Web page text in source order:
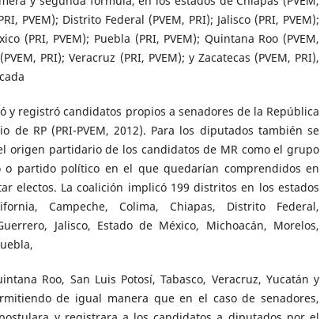
PVEM); Distrito Federal (PVEM, PRI); Jalisco (PRI, PVEM);
(PRI, PVEM); Puebla (PRI, PVEM); Quintana Roo (PVEM,
PRI); Veracruz (PRI, PVEM); y Zacatecas (PVEM, PRI),
y registró candidatos propios a senadores de la República
de RP (PRI-PVEM, 2012). Para los diputados también se
origen partidario de los candidatos de MR como el grupo
o partido político en el que quedarían comprendidos en
electos. La coalición implicó 199 distritos en los estados
Campeche, Colima, Chiapas, Distrito Federal,
Jalisco, Estado de México, Michoacán, Morelos,
Roo, San Luis Potosí, Tabasco, Veracruz, Yucatán y
de igual manera que en el caso de senadores,